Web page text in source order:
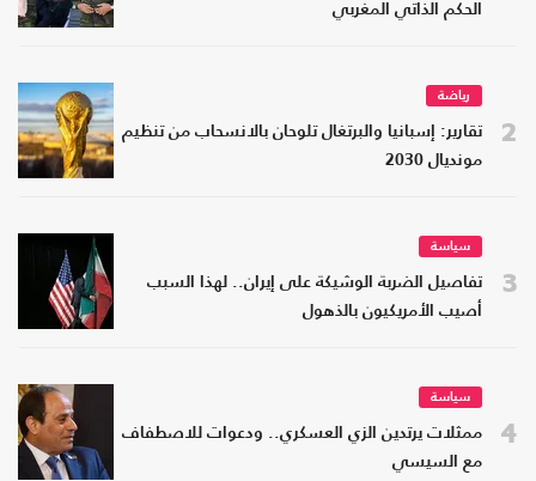
الحكم الذاتي المغربي
2
رياضة
تقارير: إسبانيا والبرتغال تلوحان بالانسحاب من تنظيم
مونديال 2030
3
سياسة
تفاصيل الضربة الوشيكة على إيران.. لهذا السبب
أصيب الأمريكيون بالذهول
4
سياسة
ممثلات يرتدين الزي العسكري.. ودعوات للاصطفاف
مع السيسي